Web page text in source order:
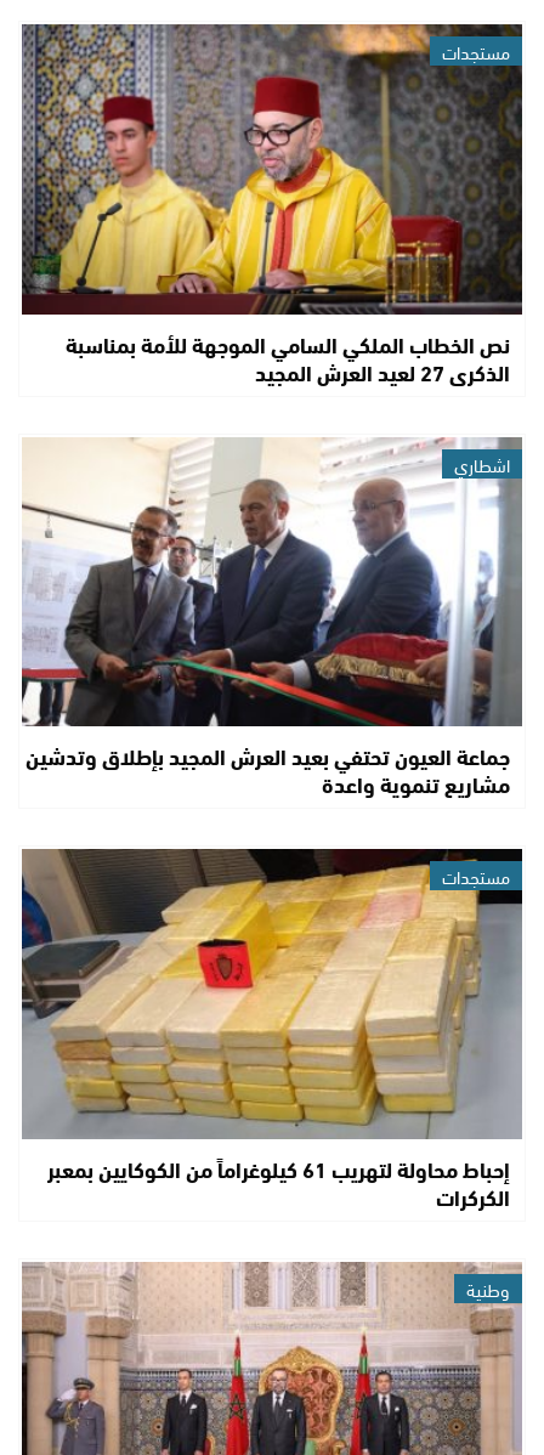
مستجدات
نص الخطاب الملكي السامي الموجهة للأمة بمناسبة
الذكرى 27 لعيد العرش المجيد
اشطاري
جماعة العيون تحتفي بعيد العرش المجيد بإطلاق وتدشين
مشاريع تنموية واعدة
مستجدات
إحباط محاولة لتهريب 61 كيلوغراماً من الكوكايين بمعبر
الكركرات
وطنية